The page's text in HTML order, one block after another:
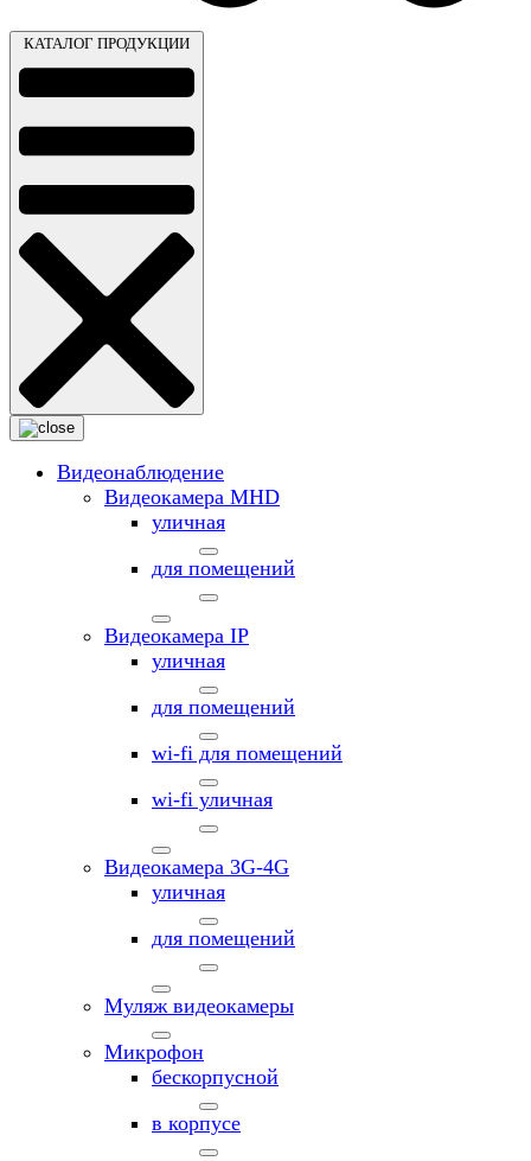
КАТАЛОГ ПРОДУКЦИИ
Видеонаблюдение
Видеокамера MНD
уличная
для помещений
Видеокамера IP
уличная
для помещений
wi-fi для помещений
wi-fi уличная
Видеокамера 3G-4G
уличная
для помещений
Муляж видеокамеры
Микрофон
бескорпусной
в корпусе